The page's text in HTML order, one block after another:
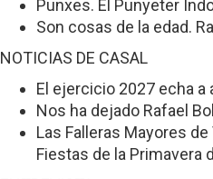
Punxes. El Punyeter
Son cosas de la edad.
NOTICIAS DE CASAL
El ejercicio 2027 echa a
Nos ha dejado Rafael
Las Falleras Mayores
Fiestas de la Primavera